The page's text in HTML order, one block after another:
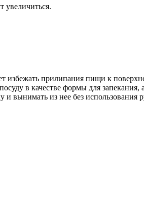
увеличиться.
прилипания пищи к
в качестве формы для
вынимать из нее без использования